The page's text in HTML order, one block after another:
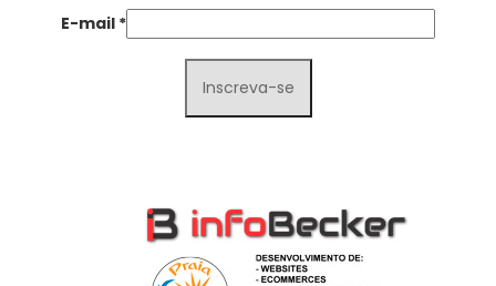
E-mail *